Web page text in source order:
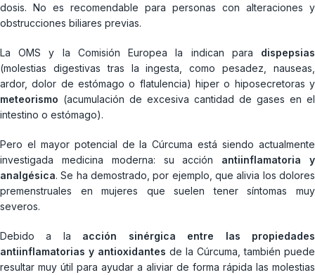
dosis. No es recomendable para personas con alteraciones y
obstrucciones biliares previas.
La OMS y la Comisión Europea la indican para dispepsias
(molestias digestivas tras la ingesta, como pesadez, nauseas,
ardor, dolor de estómago o flatulencia) hiper o hiposecretoras y
meteorismo (acumulación de excesiva cantidad de gases en el
intestino o estómago).
Pero el mayor potencial de la Cúrcuma está siendo actualmente
investigada medicina moderna: su acción antiinflamatoria y
analgésica. Se ha demostrado, por ejemplo, que alivia los dolores
premenstruales en mujeres que suelen tener síntomas muy
severos.
Debido a la acción sinérgica entre las propiedades
antiinflamatorias y antioxidantes de la Cúrcuma, también puede
resultar muy útil para ayudar a aliviar de forma rápida las molestias